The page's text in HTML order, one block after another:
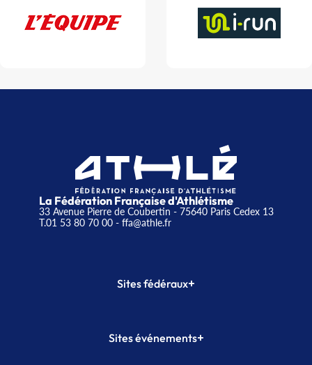
La Fédération Française d'Athlétisme
33 Avenue Pierre de Coubertin - 75640 Paris Cedex 13
T.01 53 80 70 00- ffa@athle.fr
Sites fédéraux+
Plateforme Formation
Sites événements+